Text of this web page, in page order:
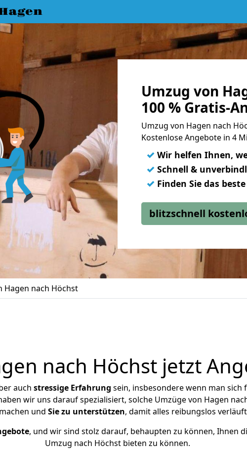
Umzug von
100 % Gratis-
Umzug von Hagen nach
Kostenlose Angebote in 4
✓ Wir helfen Ihnen,
✓ Schnell &
✓ Finden Sie das
blitzschnell
Hagen nach Höchst
nach Höchst jetzt
auch stressige Erfahrung sein, insbesondere wenn man sich
wir uns darauf spezialisiert, solche Umzüge von Hagen
und Sie zu unterstützen, damit alles reibungslos verläuft
, und wir sind stolz darauf, behaupten zu können, Ihnen
Umzug nach Höchst bieten zu können.